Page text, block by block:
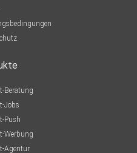
Beratung
Jobs
Push
Werbung
Agentur